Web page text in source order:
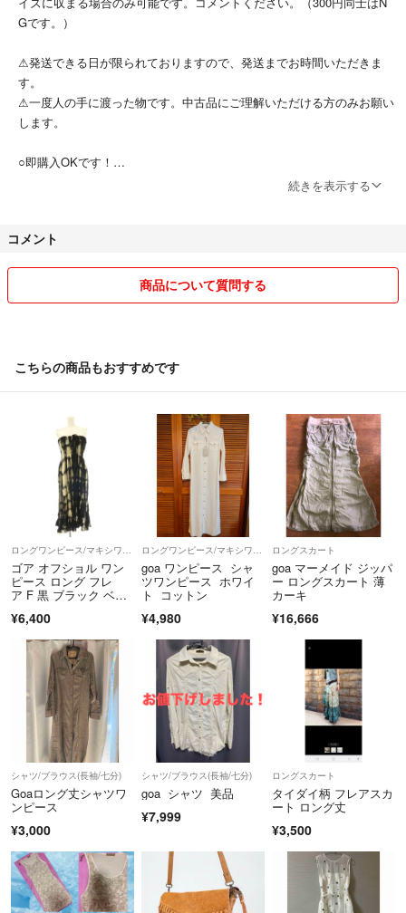
Gです。）
⚠︎発送できる日が限られておりますので、発送までお時間いただきま
す。
⚠︎一度人の手に渡った物です。中古品にご理解いただける方のみお願い
します。
○即購入OKです！
また、梱包は簡易包装・リサイクル包装になります。
○ほとんどの商品を他でも出品しているため、お手数ですが購入申請を
お願いしますm(__)m
いますのでその際はご容赦下さいませ。在庫確認しますので、気になる
方はお気軽にコメント下さい。
○ コメントやりとり中の物でも先に購入申請された方が優先です。
○こちらから随時値下げしてますので、値下げ交渉はご遠慮いただける
とありがたいです。
定型コメントで値下げ交渉される方に多いですが、こちらが回答しても
その後購入するのかしないのか返事が無いことがあり困ります。
続きを表示する
コメント
商品について質問する
こちらの商品もおすすめです
ゴア オフショル ワン
ピース ロング フレ
ア F 黒 ブラック ベー
¥6,400
goa ワンピース シャ
ツワンピース ホワイ
ト コットン
¥4,980
ロングスカート
goa マーメイド ジッパ
ー ロングスカート 薄
カーキ
¥16,666
シャツ/ブラウス(長袖/七分)
Goaロング丈シャツワ
ンピース
¥3,000
シャツ/ブラウス(長袖/七分)
goa シャツ 美品
¥7,999
ロングスカート
タイダイ柄 フレアスカ
ート ロング丈
¥3,500